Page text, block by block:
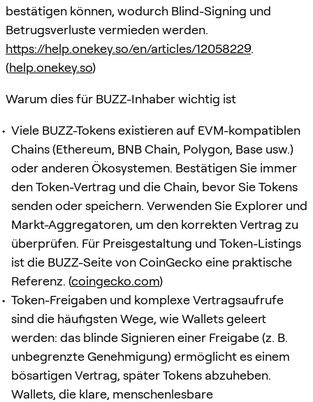
bestätigen können, wodurch Blind-Signing und
Betrugsverluste vermieden werden.
https://help.onekey.so/en/articles/12058229.
(help.onekey.so)
Warum dies für BUZZ-Inhaber wichtig ist
Viele BUZZ-Tokens existieren auf EVM-kompatiblen
Chains (Ethereum, BNB Chain, Polygon, Base usw.)
oder anderen Ökosystemen. Bestätigen Sie immer
den Token-Vertrag und die Chain, bevor Sie Tokens
senden oder speichern. Verwenden Sie Explorer und
Markt-Aggregatoren, um den korrekten Vertrag zu
überprüfen. Für Preisgestaltung und Token-Listings
ist die BUZZ-Seite von CoinGecko eine praktische
Referenz. (coingecko.com)
Token-Freigaben und komplexe Vertragsaufrufe
sind die häufigsten Wege, wie Wallets geleert
werden: das blinde Signieren einer Freigabe (z. B.
unbegrenzte Genehmigung) ermöglicht es einem
bösartigen Vertrag, später Tokens abzuheben.
Wallets, die klare, menschenlesbare